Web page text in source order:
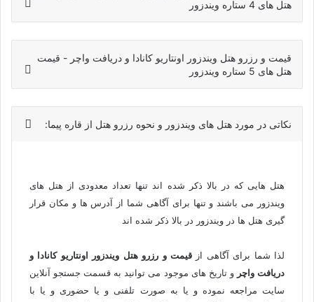
هتل های 4 ستاره ویندزور
قیمت و رزرو هتل ویندزور اونتاریو کانادا و دریافت واچر - قیمت
هتل های 5 ستاره ویندزور
نکاتی در مورد هتل های ویندزور و نحوه رزرو هتل از قاره پیما:
هتل هایی که در بالا ذکر شده اند تنها تعداد معدودی از هتل های
ویندزور می باشند و تنها برای آگاهی شما از آدرس ها و مکان قرار
گیری هتل ها در ویندزور در بالا ذکر شده اند
لذا شما برای آگاهی ازقیمت و رزرو هتل ویندزور اونتاریو کانادا و
دریافت واچر و تاریخ های موجود می توانید به قسمت جستجو آنلاین
سایت مراجعه نموده و یا به صورت تلفنی و یا حضوری و یا با